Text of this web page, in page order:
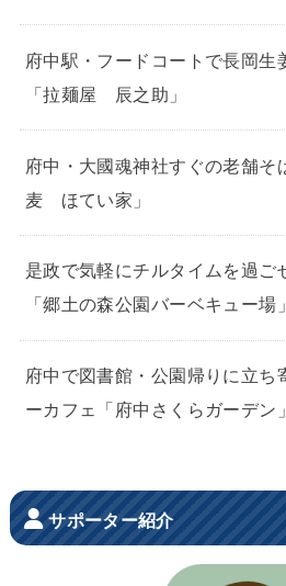
府中駅・フードコートで長岡生
「拉麺屋 辰之助」
府中・大國魂神社すぐの老舗そ
麦 ほてい家」
是政で気軽にチルタイムを過ご
「郷土の森公園バーベキュー場」
府中で図書館・公園帰りに立ち
ーカフェ「府中さくらガーデン」
サポーター紹介